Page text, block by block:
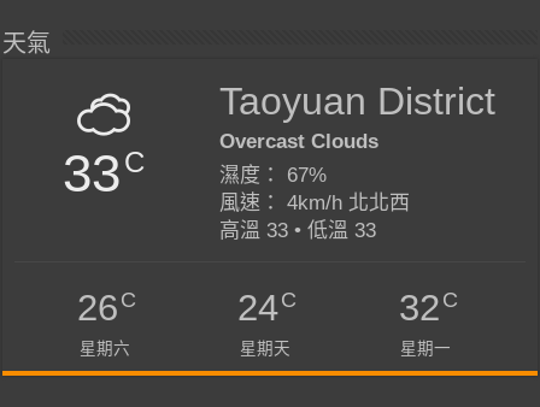
天氣
33C
Taoyuan District
Overcast Clouds
濕度： 67%
風速： 4km/h 北北西
高溫 33 • 低溫 33
26C
星期六
24C
星期天
32C
星期一